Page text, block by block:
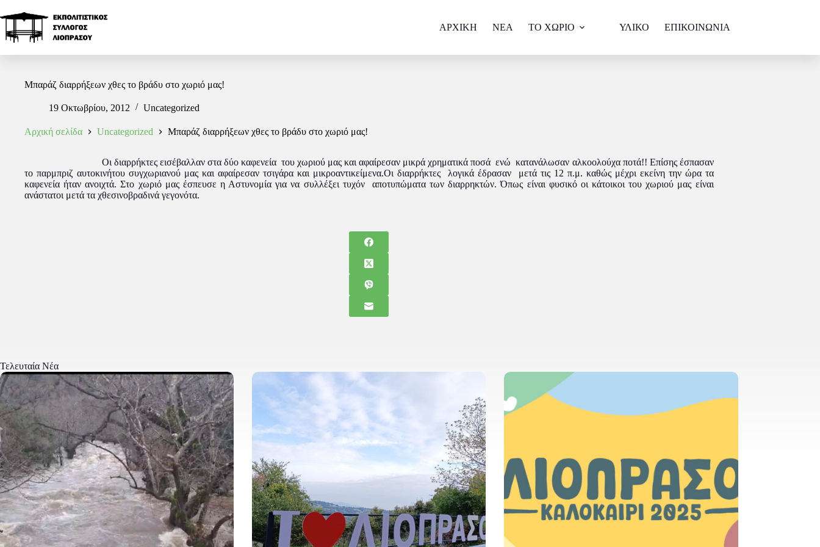
ΑΡΧΙΚΗ NEA ΤΟ ΧΩΡΙΟ ΥΛΙΚΟ ΕΠΙΚΟΙΝΩΝΙΑ
Μπαράζ διαρρήξεων χθες το βράδυ στο χωριό μας!
19 Οκτωβρίου, 2012 Uncategorized
Αρχική σελίδα Uncategorized Μπαράζ διαρρήξεων χθες το βράδυ στο χωριό μας!
Οι διαρρήκτες εισέβαλλαν στα δύο καφενεία του χωριού μας και αφαίρεσαν μικρά χρηματικά ποσά ενώ κατανάλωσαν αλκοολούχα ποτά!! Επίσης έσπασαν
το παρμπριζ αυτοκινήτου συγχωριανού μας και αφαίρεσαν τσιγάρα και μικροαντικείμενα.Οι διαρρήκτες λογικά έδρασαν μετά τις 12 π.μ. καθώς μέχρι εκείνη την ώρα τα
καφενεία ήταν ανοιχτά. Στο χωριό μας έσπευσε η Αστυνομία για να συλλέξει τυχόν αποτυπώματα των διαρρηκτών. Όπως είναι φυσικό οι κάτοικοι του χωριού μας είναι
ανάστατοι μετά τα χθεσινοβραδινά γεγονότα.
Τελευταία Νέα